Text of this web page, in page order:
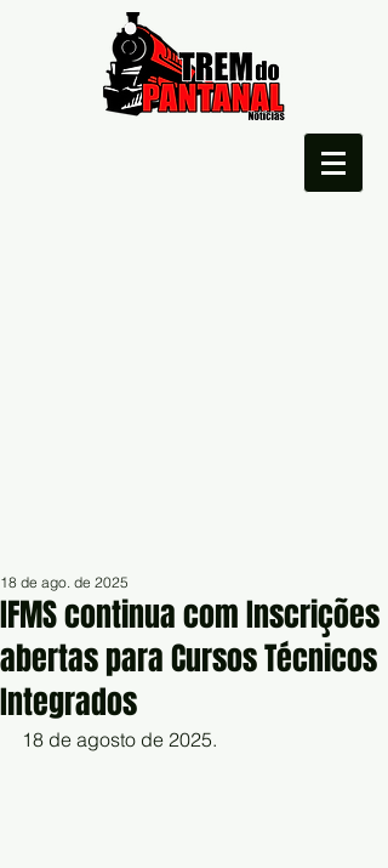
IFMS continua com Inscrições
abertas para Cursos Técnicos
Integrados
18 de ago. de 2025
18 de agosto de 2025.